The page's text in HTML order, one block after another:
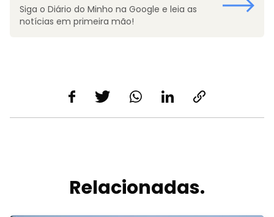
Siga o Diário do Minho na Google e leia as
notícias em primeira mão!
Relacionadas.